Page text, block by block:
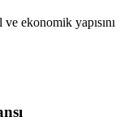
ekonomik yapısını